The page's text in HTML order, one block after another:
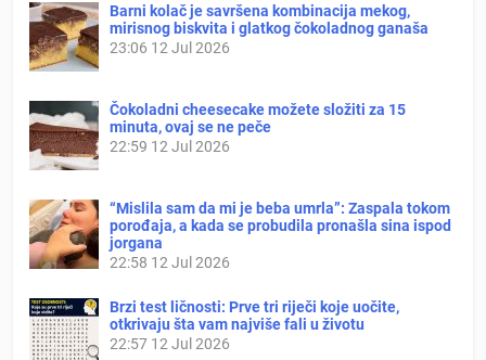
Barni kolač je savršena kombinacija mekog,
mirisnog biskvita i glatkog čokoladnog ganaša
23:06 12 Jul 2026
Čokoladni cheesecake možete složiti za 15
minuta, ovaj se ne peče
22:59 12 Jul 2026
“Mislila sam da mi je beba umrla”: Zaspala tokom
porođaja, a kada se probudila pronašla sina ispod
jorgana
22:58 12 Jul 2026
Brzi test ličnosti: Prve tri riječi koje uočite,
otkrivaju šta vam najviše fali u životu
22:57 12 Jul 2026